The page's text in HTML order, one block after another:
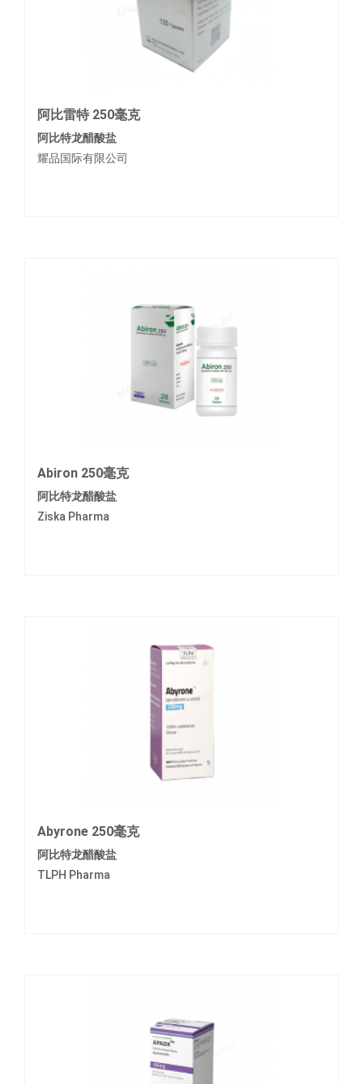
阿比雷特 250毫克
阿比特龙醋酸盐
耀品国际有限公司
Abiron 250毫克
阿比特龙醋酸盐
Ziska Pharma
Abyrone 250毫克
阿比特龙醋酸盐
TLPH Pharma